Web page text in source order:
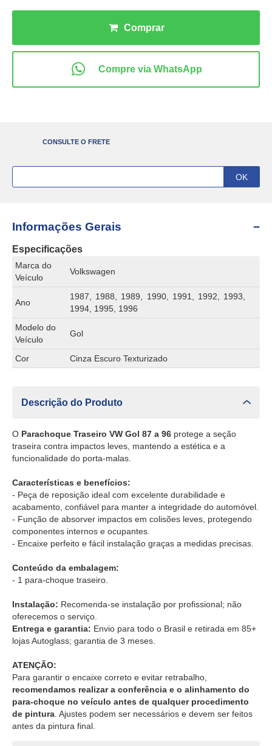
CONSULTE O FRETE
Informações Gerais
Especificações
Marca do
Veículo
Volkswagen
Ano
1987, 1988, 1989, 1990, 1991, 1992, 1993,
1994, 1995, 1996
Modelo do
Veículo
Gol
Cor Cinza Escuro Texturizado
Descrição do Produto
O Parachoque Traseiro VW Gol 87 a 96 protege a seção
traseira contra impactos leves, mantendo a estética e a
funcionalidade do porta-malas.
Características e benefícios:
- Peça de reposição ideal com excelente durabilidade e
acabamento, confiável para manter a integridade do automóvel.
- Função de absorver impactos em colisões leves, protegendo
componentes internos e ocupantes.
- Encaixe perfeito e fácil instalação graças a medidas precisas.
Conteúdo da embalagem:
- 1 para-choque traseiro.
Instalação: Recomenda-se instalação por profissional; não
oferecemos o serviço.
Entrega e garantia: Envio para todo o Brasil e retirada em 85+
lojas Autoglass; garantia de 3 meses.
ATENÇÃO:
Para garantir o encaixe correto e evitar retrabalho,
recomendamos realizar a conferência e o alinhamento do
para-choque no veículo antes de qualquer procedimento
de pintura . Ajustes podem ser necessários e devem ser feitos
antes da pintura final.